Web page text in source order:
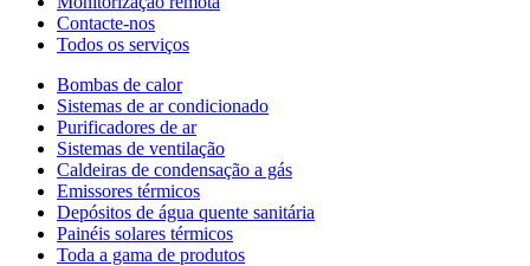
Contacte-nos
Todos os serviços
Bombas de calor
Sistemas de ar condicionado
Purificadores de ar
Sistemas de ventilação
Caldeiras de condensação a gás
Emissores térmicos
Depósitos de água quente sanitária
Painéis solares térmicos
Toda a gama de produtos